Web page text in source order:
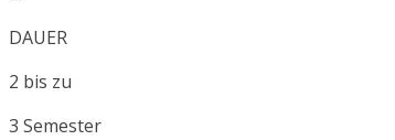
DAUER
2 bis zu
3 Semester